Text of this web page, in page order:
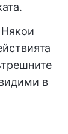
Някои
в